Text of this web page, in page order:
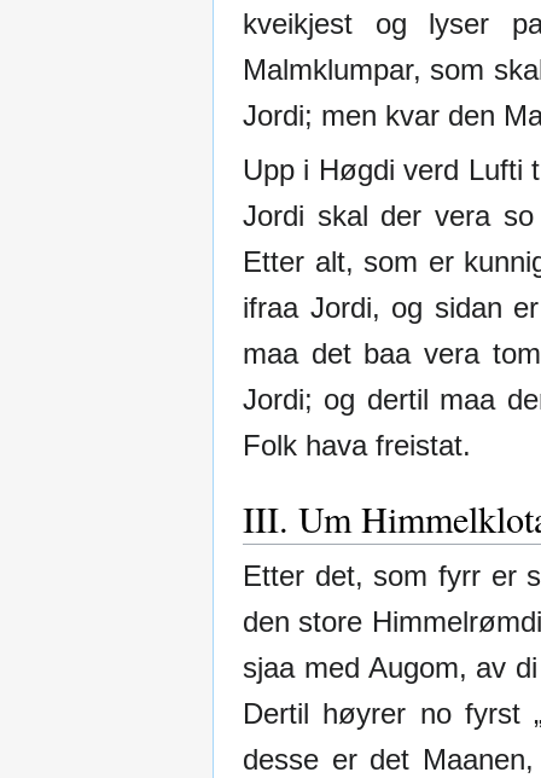
kveikjest og lyser
Malmklumpar, som
Jordi; men kvar den
Upp i Høgdi verd Lufti
Jordi skal der vera
Etter alt, som er
ifraa Jordi, og sidan
maa det baa vera
Jordi; og dertil maa
Folk hava freistat.
III. Um
Etter det, som fyrr er
den store
sjaa med Augom, av
Dertil høyrer no fyrst
desse er det